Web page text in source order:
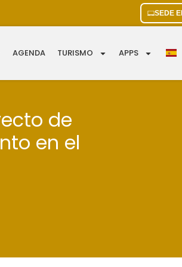
SEDE
AGENDA TURISMO APPS
de
en el